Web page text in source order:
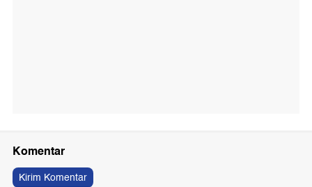
Komentar
Kirim Komentar